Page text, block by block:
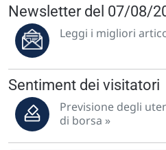
Newsletter del 07/08/
Leggi i migliori
Sentiment dei visitatori
Previsione degli
di borsa »